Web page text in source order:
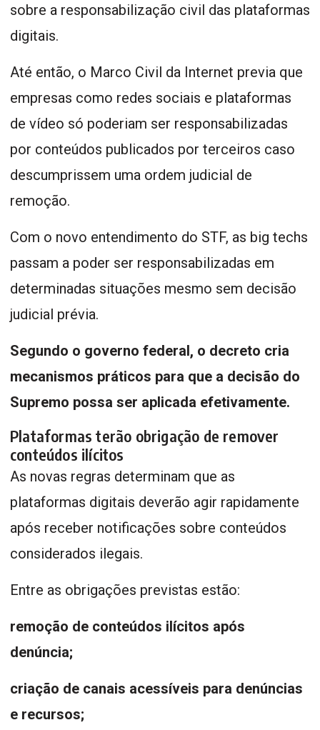
sobre a responsabilização civil das plataformas
digitais.
Até então, o Marco Civil da Internet previa que
empresas como redes sociais e plataformas
de vídeo só poderiam ser responsabilizadas
por conteúdos publicados por terceiros caso
descumprissem uma ordem judicial de
remoção.
Com o novo entendimento do STF, as big techs
passam a poder ser responsabilizadas em
determinadas situações mesmo sem decisão
judicial prévia.
Segundo o governo federal, o decreto cria
mecanismos práticos para que a decisão do
Supremo possa ser aplicada efetivamente.
Plataformas terão obrigação de remover
conteúdos ilícitos
As novas regras determinam que as
plataformas digitais deverão agir rapidamente
após receber notificações sobre conteúdos
considerados ilegais.
Entre as obrigações previstas estão:
remoção de conteúdos ilícitos após
denúncia;
criação de canais acessíveis para denúncias
e recursos;